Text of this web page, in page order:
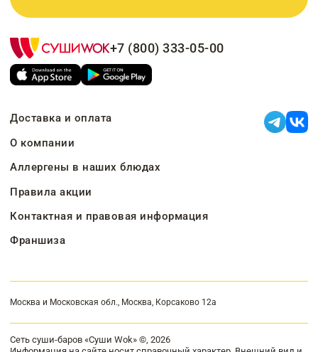
+7 (800) 333-05-00
Доставка и оплата
О компании
Аллергены в наших блюдах
Правила акции
Контактная и правовая информация
Франшиза
Москва и Московская обл., Москва, Корсаково 12а
Сеть суши-баров «Суши Wok» ©, 2026